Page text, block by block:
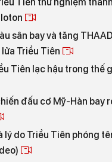
sân bay và tăng
Triều Tiên
Tiên lạc hậu trong thế
đấu cơ Mỹ-Hàn bay
lý do Triều Tiên phóng